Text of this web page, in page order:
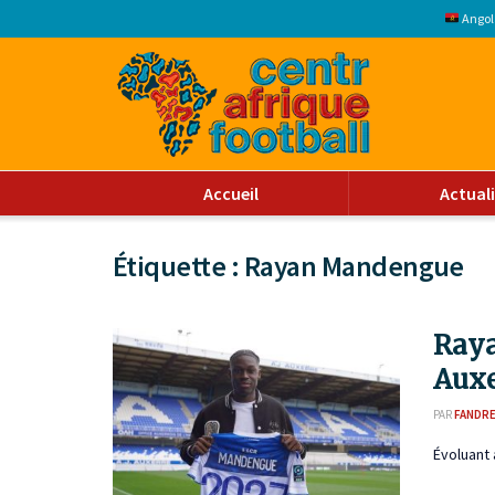
Accueil
Étiquette : Rayan Mandengue
PAR
Évoluant